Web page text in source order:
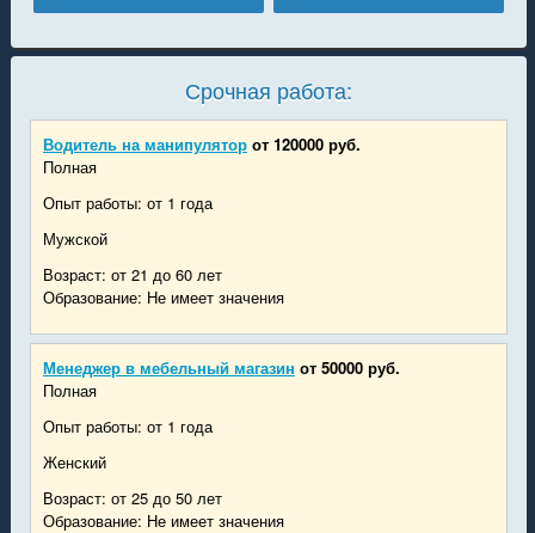
Срочная работа:
Водитель на манипулятор от 120000 руб.
Полная
Опыт работы: от 1 года
Мужской
Возраст: от 21 до 60 лет
Образование: Не имеет значения
Менеджер в мебельный магазин от 50000 руб.
Полная
Опыт работы: от 1 года
Женский
Возраст: от 25 до 50 лет
Образование: Не имеет значения